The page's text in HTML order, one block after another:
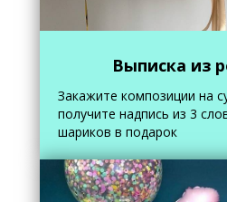
Выписка из
Закажите композиции на
получите надпись из 3
шариков в подарок